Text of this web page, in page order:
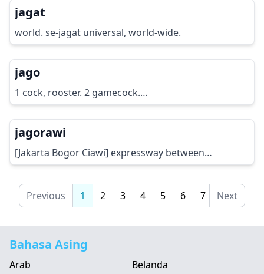
jagat
world. se-jagat universal, world-wide.
jago
1 cock, rooster. 2 gamecock.…
jagorawi
[Jakarta Bogor Ciawi] expressway between…
Previous 1 2 3 4 5 6 7 8
Next
Bahasa Asing
Arab
Belanda